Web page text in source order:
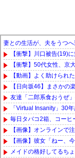
妻との生活が、夫をうつ
【衝撃】川口被告(19)
【衝撃】50代女性、
【動画】よく助けられ
【日向坂46】まさかの
友達「二郎系食おうぜ
「Virtual Insanity」30
毎日タバコ2箱、コーヒ
【画像】オンラインで
【画像】彼女「ねー、
メイドの格好してるち